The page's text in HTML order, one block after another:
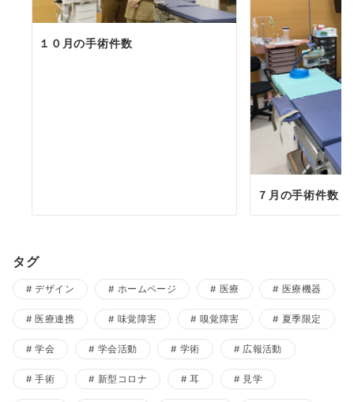
１０月の手術件数
７月の手術件数
タグ
デザイン ホームページ 医療 医療機器
医療連携 味覚障害 嗅覚障害 夏季限定
学会 学会活動 学術 広報活動
手術 新型コロナ 耳 見学